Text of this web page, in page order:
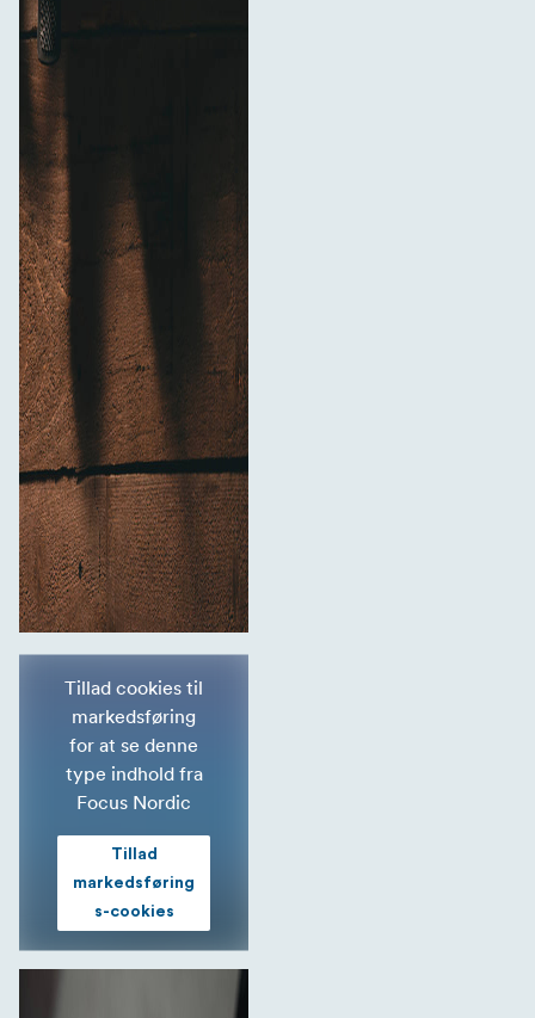
Tillad cookies til
markedsføring
for at se denne
type indhold fra
Focus Nordic
Tillad
markedsføring
s-cookies